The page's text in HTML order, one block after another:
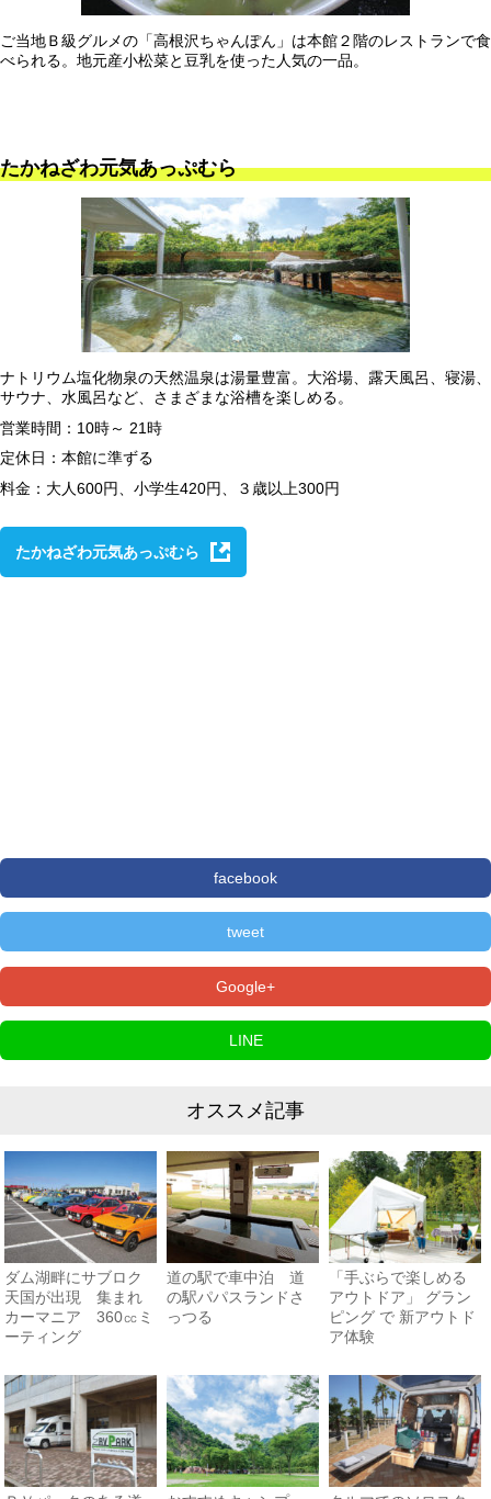
ご当地Ｂ級グルメの「高根沢ちゃんぽん」は本館２階のレストランで食
べられる。地元産小松菜と豆乳を使った人気の一品。
たかねざわ元気あっぷむら
ナトリウム塩化物泉の天然温泉は湯量豊富。大浴場、露天風呂、寝湯、
サウナ、水風呂など、さまざまな浴槽を楽しめる。
営業時間：10時～ 21時
定休日：本館に準ずる
料金：大人600円、小学生420円、３歳以上300円
たかねざわ元気あっぷむら
facebook
tweet
Google+
LINE
オススメ記事
ダム湖畔にサブロク
天国が出現 集まれ
カーマニア 360㏄ミ
ーティング
道の駅で車中泊 道
の駅パパスランドさ
っつる
「手ぶらで楽しめる
アウトドア」 グラン
ピング で 新アウトド
ア体験